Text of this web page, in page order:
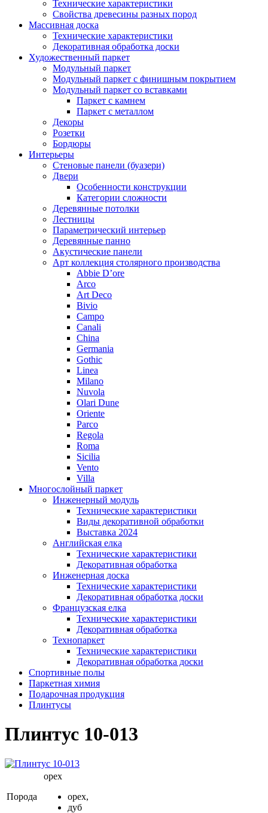
Технические характеристики
Свойства древесины разных пород
Массивная доска
Технические характеристики
Декоративная обработка доски
Художественный паркет
Модульный паркет
Модульный паркет с финишным покрытием
Модульный паркет со вставками
Паркет с камнем
Паркет с металлом
Декоры
Розетки
Бордюры
Интерьеры
Стеновые панели (буазери)
Двери
Особенности конструкции
Категории сложности
Деревянные потолки
Лестницы
Параметрический интерьер
Деревянные панно
Акустические панели
Арт коллекция столярного производства
Abbie D’ore
Arco
Art Deco
Bivio
Campo
Canali
China
Germania
Gothic
Linea
Milano
Nuvola
Olari Dune
Oriente
Parco
Regola
Roma
Sicilia
Vento
Villa
Многослойный паркет
Инженерный модуль
Технические характеристики
Виды декоративной обработки
Выставка 2024
Английская елка
Технические характеристики
Декоративная обработка
Инженерная доска
Технические характеристики
Декоративная обработка доски
Французская елка
Технические характеристики
Декоративная обработка
Технопаркет
Технические характеристики
Декоративная обработка доски
Спортивные полы
Паркетная химия
Подарочная продукция
Плинтусы
Плинтус 10-013
Порода
орех
орех,
дуб